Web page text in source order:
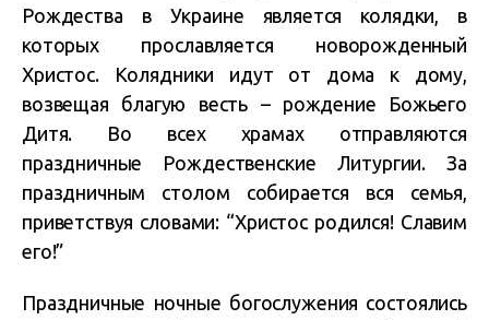
Рождества в Украине является колядки, в
которых прославляется новорожденный
Христос. Колядники идут от дома к дому,
возвещая благую весть – рождение Божьего
Дитя. Во всех храмах отправляются
праздничные Рождественские Литургии. За
праздничным столом собирается вся семья,
приветствуя словами: “Христос родился! Славим
его!”
Праздничные ночные богослужения состоялись